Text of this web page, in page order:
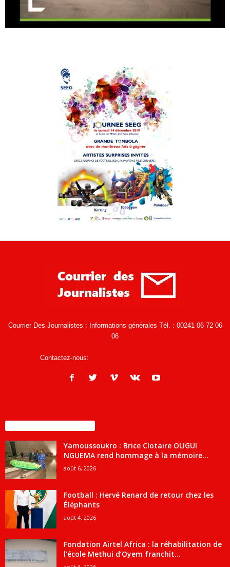
Courrier Des Journalistes : Informations générales Tél. : 00241 06 72 06
06
Contactez-nous:
Yamoussoukro : Brice Clotaire OLIGUI
NGUEMA rend hommage à la mémoire...
août 6, 2026
Football : Hervé Renard de retour chez les
Éléphants
août 4, 2026
Fondation Airtel Africa : la réhabilitation de
l’école Methui d’Oyem franchit...